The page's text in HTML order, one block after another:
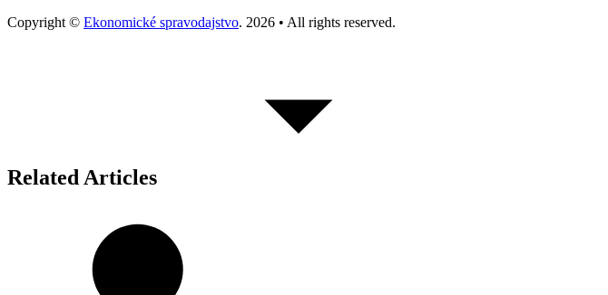
Copyright © Ekonomické spravodajstvo. 2026 • All rights reserved.
Related Articles